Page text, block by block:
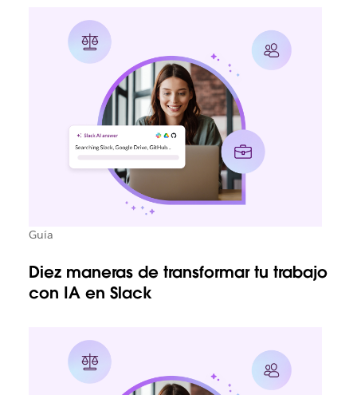
Guía
Diez maneras de transformar tu trabajo
con IA en Slack